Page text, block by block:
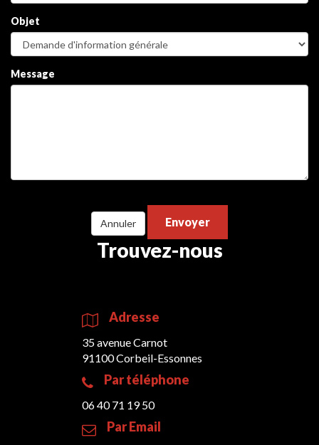
Objet
Message
Annuler Envoyer
Trouvez-nous
Adresse
35 avenue Carnot
91100 Corbeil-Essonnes
Par téléphone
06 40 71 19 50
Par Email